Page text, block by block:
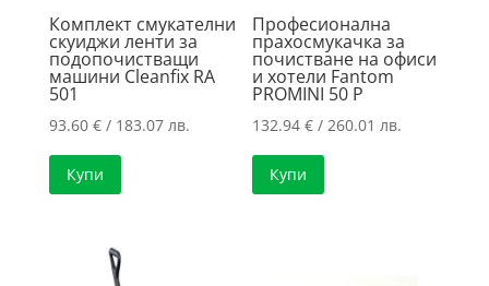
Комплект смукателни
скуиджи ленти за
подопочистващи
машини Cleanfix RA
501
93.60 €/ 183.07 лв.
Купи
Професионална
прахосмукачка за
почистване на офиси
и хотели Fantom
PROMINI 50 P
132.94€ / 260.01 лв.
Купи